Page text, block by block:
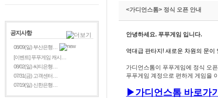
공지사항
08/09(일) 부산은행…
[이벤트] 푸푸게임 캐시…
08/02(일) 씨티은행…
07/31(금) 고객센터…
07/19(일) 신한은행…
<가디언스톰> 정식 오픈 안내
안녕하세요. 푸푸게임 입니다.
역대급 판타지! 새로운 차원의 문이
가디언스톰이 푸푸게임에 정식 오
푸푸게임 계정으로 편하게 게임을
▶가디언스톰 바로가